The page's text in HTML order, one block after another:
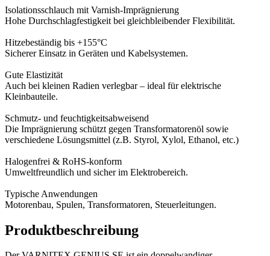
Isolationsschlauch mit Varnish-Imprägnierung
Hohe Durchschlagfestigkeit bei gleichbleibender Flexibilität.
Hitzebeständig bis +155°C
Sicherer Einsatz in Geräten und Kabelsystemen.
Gute Elastizität
Auch bei kleinen Radien verlegbar – ideal für elektrische
Kleinbauteile.
Schmutz- und feuchtigkeitsabweisend
Die Imprägnierung schützt gegen Transformatorenöl sowie
verschiedene Lösungsmittel (z.B. Styrol, Xylol, Ethanol, etc.)
Halogenfrei & RoHS-konform
Umweltfreundlich und sicher im Elektrobereich.
Typische Anwendungen
Motorenbau, Spulen, Transformatoren, Steuerleitungen.
Produktbeschreibung